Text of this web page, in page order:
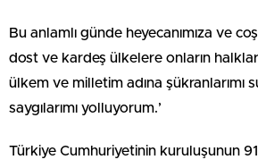
Bu anlamlı günde heyecanımıza ve
dost ve kardeş ülkelere onların
ülkem ve milletim adına şükranlarımı
saygılarımı yolluyorum.’
Türkiye Cumhuriyetinin kuruluşunun